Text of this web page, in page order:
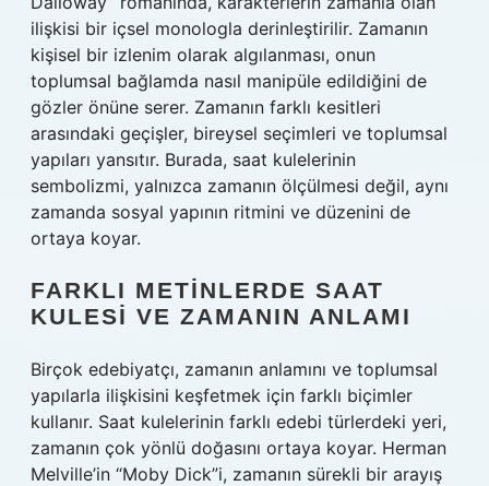
ilişkisi bir içsel monologla derinleştirilir. Zamanın
kişisel bir izlenim olarak algılanması, onun
toplumsal bağlamda nasıl manipüle edildiğini de
gözler önüne serer. Zamanın farklı kesitleri
arasındaki geçişler, bireysel seçimleri ve toplumsal
yapıları yansıtır. Burada, saat kulelerinin
sembolizmi, yalnızca zamanın ölçülmesi değil, aynı
zamanda sosyal yapının ritmini ve düzenini de
ortaya koyar.
FARKLI METINLERDE SAAT
KULESI VE ZAMANIN ANLAMI
Birçok edebiyatçı, zamanın anlamını ve toplumsal
yapılarla ilişkisini keşfetmek için farklı biçimler
kullanır. Saat kulelerinin farklı edebi türlerdeki yeri,
zamanın çok yönlü doğasını ortaya koyar. Herman
Melville’in “Moby Dick”i, zamanın sürekli bir arayış